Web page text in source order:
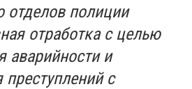
отделов полиции
отработка с целью
аварийности и
с